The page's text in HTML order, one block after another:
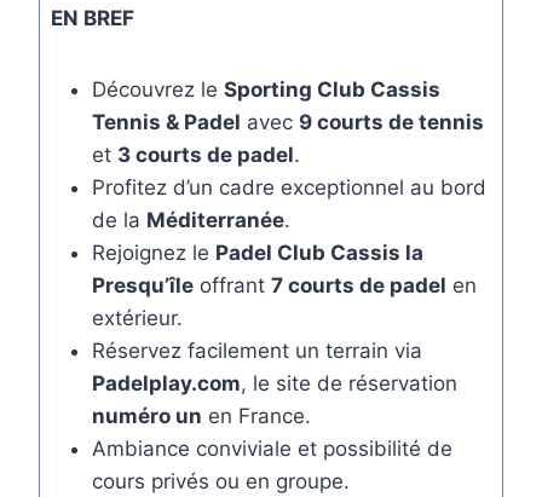
EN BREF
Découvrez le Sporting Club Cassis
Tennis & Padel avec 9 courts de tennis
et 3 courts de padel.
Profitez d’un cadre exceptionnel au bord
de la Méditerranée.
Rejoignez le Padel Club Cassis la
Presqu’îleoffrant 7 courts de padel en
extérieur.
Réservez facilement un terrain via
Padelplay.com, le site de réservation
numéro un en France.
Ambiance conviviale et possibilité de
cours privés ou en groupe.